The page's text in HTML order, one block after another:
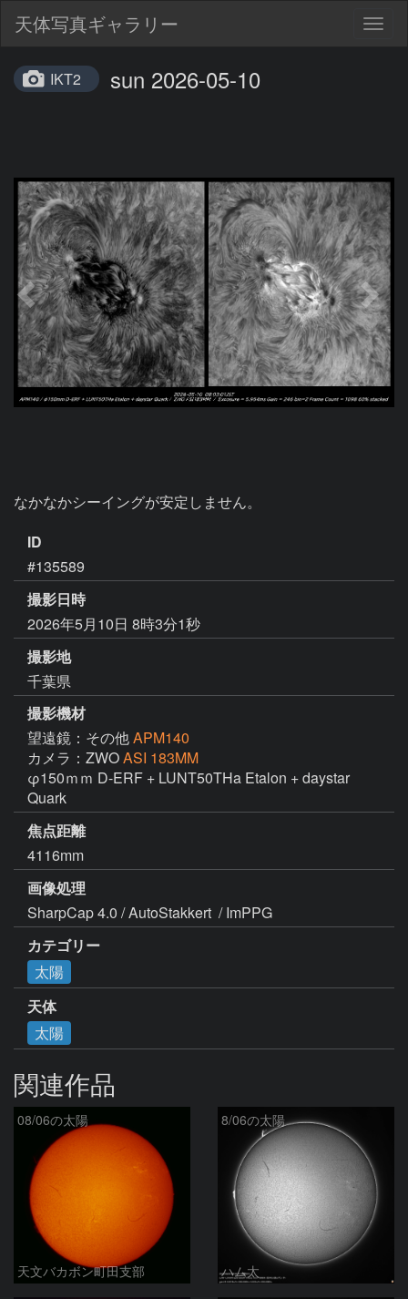
天体写真ギャラリー
IKT2 sun 2026-05-10
なかなかシーイングが安定しません。
ID
#135589
撮影日時
2026年5月10日 8時3分1秒
撮影地
千葉県
撮影機材
望遠鏡：その他APM140
カメラ：ZWOASI 183MM
φ150ｍｍ D-ERF + LUNT50THa Etalon + daystar
Quark
焦点距離
4116mm
画像処理
SharpCap 4.0 / AutoStakkert  / ImPPG
カテゴリー
太陽
天体
太陽
関連作品
08/06の太陽
天文バカボン町田支部
8/06の太陽
ハム太